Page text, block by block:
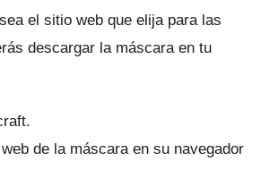
el sitio web que elija para las
descargar la máscara en tu
de la máscara en su navegador